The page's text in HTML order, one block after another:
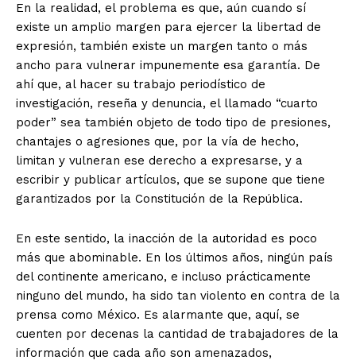
En la realidad, el problema es que, aún cuando sí
existe un amplio margen para ejercer la libertad de
expresión, también existe un margen tanto o más
ancho para vulnerar impunemente esa garantía. De
ahí que, al hacer su trabajo periodístico de
investigación, reseña y denuncia, el llamado “cuarto
poder” sea también objeto de todo tipo de presiones,
chantajes o agresiones que, por la vía de hecho,
limitan y vulneran ese derecho a expresarse, y a
escribir y publicar artículos, que se supone que tiene
garantizados por la Constitución de la República.
En este sentido, la inacción de la autoridad es poco
más que abominable. En los últimos años, ningún país
del continente americano, e incluso prácticamente
ninguno del mundo, ha sido tan violento en contra de la
prensa como México. Es alarmante que, aquí, se
cuenten por decenas la cantidad de trabajadores de la
información que cada año son amenazados,